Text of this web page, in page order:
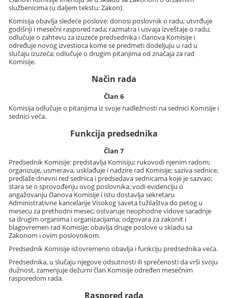
službenicima (u daljem tekstu: Zakon).
Komisija obavlja sledeće poslove: donosi poslovnik o radu; utvrđuje
godišnji i mesečni raspored rada; razmatra i usvaja izveštaje o radu;
odlučuje o zahtevu za izuzeće predsednika i članova Komisije i
određuje novog izvestioca kome se predmeti dodeljuju u rad u
slučaju izuzeća; odlučuje o drugim pitanjima od značaja za rad
Komisije.
Način rada
Član 6
Komisija odlučuje o pitanjima iz svoje nadležnosti na sednici Komisije i
sednici veća.
Funkcija predsednika
Član 7
Predsednik Komisije: predstavlja Komisiju; rukovodi njenim radom;
organizuje, usmerava, usklađuje i nadzire rad Komisije; saziva sednice;
predlaže dnevni red sednica i predsedava sednicama koje je sazvao;
stara se o sprovođenju ovog poslovnika; vodi evidenciju o
angažovanju članova Komisije i istu dostavlja sekretaru
Administrativne kancelarije Visokog saveta tužilaštva do petog u
mesecu za prethodni mesec; ostvaruje neophodne vidove saradnje
sa drugim organima i organizacijama; odgovara za zakonit i
blagovremen rad Komisije; obavlja druge poslove u skladu sa
Zakonom i ovim poslovnikom.
Predsednik Komisije istovremeno obavlja i funkciju predsednika veća.
Predsednika, u slučaju njegove odsutnosti ili sprečenosti da vrši svoju
dužnost, zamenjuje dežurni član Komisije određen mesečnim
rasporedom rada.
Raspored rada